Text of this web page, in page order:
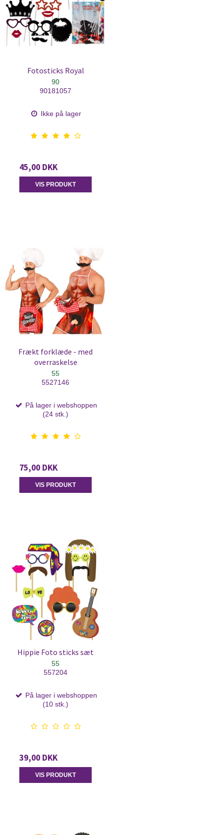
Fotosticks Royal
90
90181057
Ikke på lager
45,00 DKK
VIS PRODUKT
Frækt forklæde - med
overraskelse
55
5527146
På lager i webshoppen
(24 stk.)
75,00 DKK
VIS PRODUKT
Hippie Foto sticks sæt
55
557204
På lager i webshoppen
(10 stk.)
39,00 DKK
VIS PRODUKT